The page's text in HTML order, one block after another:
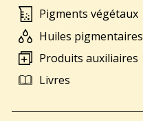
Pigments végétaux
Huiles pigmentaires
Produits auxiliaires
Livres